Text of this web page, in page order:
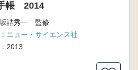
帳 2014
坂詰秀一 監修
ニュー・サイエンス社
2013